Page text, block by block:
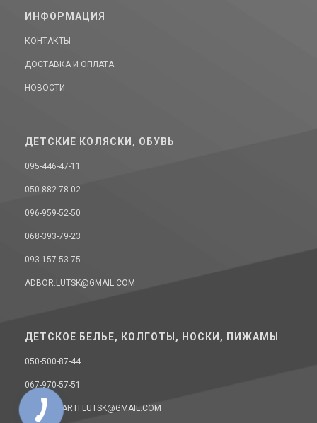
ИНФОРМАЦИЯ
КОНТАКТЫ
ДОСТАВКА И ОПЛАТА
НОВОСТИ
ДЕТСКИЕ КОЛЯСКИ, ОБУВЬ
095-446-47-11
050-882-78-02
096-959-52-50
068-393-79-23
093-157-53-75
ADBOR.LUTSK@GMAIL.COM
ДЕТСКОЕ БЕЛЬЕ, КОЛГОТЫ, НОСКИ, ПИЖАМЫ
050-500-87-44
067-970-57-51
DONELLAARTI.LUTSK@GMAIL.COM